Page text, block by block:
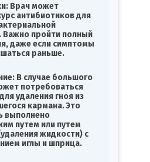
Врач может
антибиотиков для
Важно пройти полный
даже если симптомы
раньше.
В случае большого
потребоваться
удаления гноя из
кармана. Это
выполнено
путем или путем
жидкости) с
иглы и шприца.